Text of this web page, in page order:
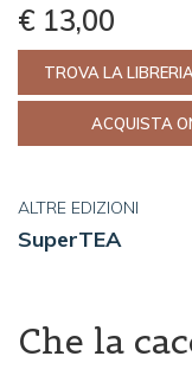
€ 13,00
TROVA LA
ACQUISTA
ALTRE EDIZIONI
SuperTEA
Che la